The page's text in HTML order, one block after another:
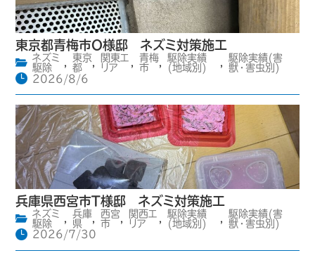
東京都青梅市O様邸 ネズミ対策施工
ネズミ
駆除
,
東京
都
,
関東エ
リア
,
青梅
市
,
駆除実績
(地域別)
,
駆除実績(害
獣・害虫別)
2026/8/6
兵庫県西宮市T様邸 ネズミ対策施工
ネズミ
駆除
,
兵庫
県
,
西宮
市
,
関西エ
リア
,
駆除実績
(地域別)
,
駆除実績(害
獣・害虫別)
2026/7/30